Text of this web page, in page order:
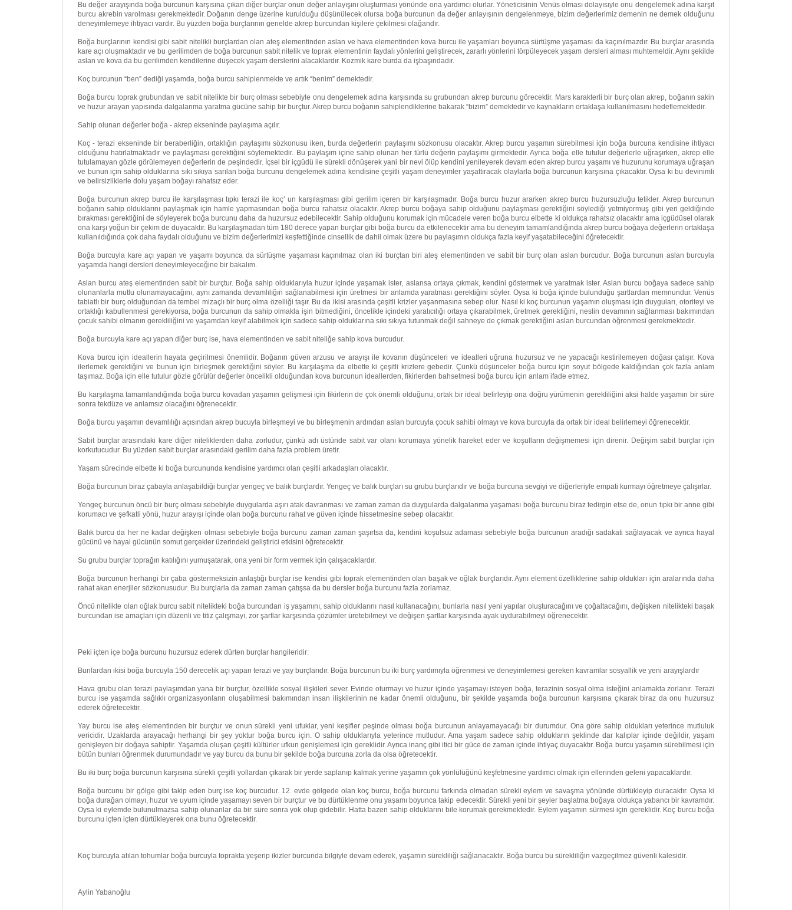
Bu değer arayışında boğa burcunun karşısına çıkan diğer burçlar onun değer anlayışını oluşturması yönünde ona yardımcı olurlar. Yöneticisinin Venüs olması dolayısıyle onu dengelemek adına karşıt
burcu akrebin varolması gerekmektedir. Doğanın denge üzerine kurulduğu düşünülecek olursa boğa burcunun da değer anlayışının dengelenmeye, bizim değerlerimiz demenin ne demek olduğunu
deneyimlemeye ihtiyacı vardır. Bu yüzden boğa burçlarının genelde akrep burcundan kişilere çekilmesi olağandır.
Boğa burçlarının kendisi gibi sabit nitelikli burçlardan olan ateş elementinden aslan ve hava elementinden kova burcu ile yaşamları boyunca sürtüşme yaşaması da kaçınılmazdır. Bu burçlar arasında
kare açı oluşmaktadır ve bu gerilimden de boğa burcunun sabit nitelik ve toprak elementinin faydalı yönlerini geliştirecek, zararlı yönlerini törpüleyecek yaşam dersleri alması muhtemeldir. Aynı şekilde
aslan ve kova da bu gerilimden kendilerine düşecek yaşam derslerini alacaklardır. Kozmik kare burda da işbaşındadır.
Koç burcunun “ben” dediği yaşamda, boğa burcu sahiplenmekte ve artık “benim” demektedir.
Boğa burcu toprak grubundan ve sabit nitelikte bir burç olması sebebiyle onu dengelemek adına karşısında su grubundan akrep burcunu görecektir. Mars karakterli bir burç olan akrep, boğanın sakin
ve huzur arayan yapısında dalgalanma yaratma gücüne sahip bir burçtur. Akrep burcu boğanın sahiplendiklerine bakarak “bizim” demektedir ve kaynakların ortaklaşa kullanılmasını hedeflemektedir.
Sahip olunan değerler boğa - akrep ekseninde paylaşıma açılır.
Koç - terazi ekseninde bir beraberliğin, ortaklığın paylaşımı sözkonusu iken, burda değerlerin paylaşımı sözkonusu olacaktır. Akrep burcu yaşamın sürebilmesi için boğa burcuna kendisine ihtiyacı
olduğunu hatırlatmaktadır ve paylaşması gerektiğini söylemektedir. Bu paylaşım içine sahip olunan her türlü değerin paylaşımı girmektedir. Ayrıca boğa elle tutulur değerlerle uğraşırken, akrep elle
tutulamayan gözle görülemeyen değerlerin de peşindedir. İçsel bir içgüdü ile sürekli dönüşerek yani bir nevi ölüp kendini yenileyerek devam eden akrep burcu yaşamı ve huzurunu korumaya uğraşan
ve bunun için sahip olduklarına sıkı sıkıya sarılan boğa burcunu dengelemek adına kendisine çeşitli yaşam deneyimler yaşattıracak olaylarla boğa burcunun karşısına çıkacaktır. Oysa ki bu devinimli
ve belirsizliklerle dolu yaşam boğayı rahatsız eder.
Boğa burcunun akrep burcu ile karşılaşması tıpkı terazi ile koç’ un karşılaşması gibi gerilim içeren bir karşılaşmadır. Boğa burcu huzur ararken akrep burcu huzursuzluğu tetikler. Akrep burcunun
boğanın sahip olduklarını paylaşmak için hamle yapmasından boğa burcu rahatsız olacaktır. Akrep burcu boğaya sahip olduğunu paylaşması gerektiğini söylediği yetmiyormuş gibi yeri geldiğinde
bırakması gerektiğini de söyleyerek boğa burcunu daha da huzursuz edebilecektir. Sahip olduğunu korumak için mücadele veren boğa burcu elbette ki oldukça rahatsız olacaktır ama içgüdüsel olarak
ona karşı yoğun bir çekim de duyacaktır. Bu karşılaşmadan tüm 180 derece yapan burçlar gibi boğa burcu da etkilenecektir ama bu deneyim tamamlandığında akrep burcu boğaya değerlerin ortaklaşa
kullanıldığında çok daha faydalı olduğunu ve bizim değerlerimizi keşfettiğinde cinsellik de dahil olmak üzere bu paylaşımın oldukça fazla keyif yaşatabileceğini öğretecektir.
Boğa burcuyla kare açı yapan ve yaşamı boyunca da sürtüşme yaşaması kaçınılmaz olan iki burçtan biri ateş elementinden ve sabit bir burç olan aslan burcudur. Boğa burcunun aslan burcuyla
yaşamda hangi dersleri deneyimleyeceğine bir bakalım.
Aslan burcu ateş elementinden sabit bir burçtur. Boğa sahip olduklarıyla huzur içinde yaşamak ister, aslansa ortaya çıkmak, kendini göstermek ve yaratmak ister. Aslan burcu boğaya sadece sahip
olunanlarla mutlu olunamayacağını, aynı zamanda devamlılığın sağlanabilmesi için üretmesi bir anlamda yaratması gerektiğini söyler. Oysa ki boğa içinde bulunduğu şartlardan memnundur. Venüs
tabiatlı bir burç olduğundan da tembel mizaçlı bir burç olma özelliği taşır. Bu da ikisi arasında çeşitli krizler yaşanmasına sebep olur. Nasıl ki koç burcunun yaşamın oluşması için duyguları, otoriteyi ve
ortaklığı kabullenmesi gerekiyorsa, boğa burcunun da sahip olmakla işin bitmediğini, öncelikle içindeki yaratıcılığı ortaya çıkarabilmek, üretmek gerektiğini, neslin devamının sağlanması bakımından
çocuk sahibi olmanın gerekliliğini ve yaşamdan keyif alabilmek için sadece sahip olduklarına sıkı sıkıya tutunmak değil sahneye de çıkmak gerektiğini aslan burcundan öğrenmesi gerekmektedir.
Boğa burcuyla kare açı yapan diğer burç ise, hava elementinden ve sabit niteliğe sahip kova burcudur.
Kova burcu için ideallerin hayata geçirilmesi önemlidir. Boğanın güven arzusu ve arayışı ile kovanın düşünceleri ve idealleri uğruna huzursuz ve ne yapacağı kestirilemeyen doğası çatışır. Kova
ilerlemek gerektiğini ve bunun için birleşmek gerektiğini söyler. Bu karşılaşma da elbette ki çeşitli krizlere gebedir. Çünkü düşünceler boğa burcu için soyut bölgede kaldığından çok fazla anlam
taşımaz. Boğa için elle tutulur gözle görülür değerler öncelikli olduğundan kova burcunun ideallerden, fikirlerden bahsetmesi boğa burcu için anlam ifade etmez.
Bu karşılaşma tamamlandığında boğa burcu kovadan yaşamın gelişmesi için fikirlerin de çok önemli olduğunu, ortak bir ideal belirleyip ona doğru yürümenin gerekliliğini aksi halde yaşamın bir süre
sonra tekdüze ve anlamsız olacağını öğrenecektir.
Boğa burcu yaşamın devamlılığı açısından akrep bucuyla birleşmeyi ve bu birleşmenin ardından aslan burcuyla çocuk sahibi olmayı ve kova burcuyla da ortak bir ideal belirlemeyi öğrenecektir.
Sabit burçlar arasındaki kare diğer niteliklerden daha zorludur, çünkü adı üstünde sabit var olanı korumaya yönelik hareket eder ve koşulların değişmemesi için direnir. Değişim sabit burçlar için
korkutucudur. Bu yüzden sabit burçlar arasındaki gerilim daha fazla problem üretir.
Yaşam sürecinde elbette ki boğa burcununda kendisine yardımcı olan çeşitli arkadaşları olacaktır.
Boğa burcunun biraz çabayla anlaşabildiği burçlar yengeç ve balık burçlardır. Yengeç ve balık burçları su grubu burçlarıdır ve boğa burcuna sevgiyi ve diğerleriyle empati kurmayı öğretmeye çalışırlar.
Yengeç burcunun öncü bir burç olması sebebiyle duygularda aşırı atak davranması ve zaman zaman da duygularda dalgalanma yaşaması boğa burcunu biraz tedirgin etse de, onun tıpkı bir anne gibi
korumacı ve şefkatli yönü, huzur arayışı içinde olan boğa burcunu rahat ve güven içinde hissetmesine sebep olacaktır.
Balık burcu da her ne kadar değişken olması sebebiyle boğa burcunu zaman zaman şaşırtsa da, kendini koşulsuz adaması sebebiyle boğa burcunun aradığı sadakati sağlayacak ve ayrıca hayal
gücünü ve hayal gücünün somut gerçekler üzerindeki geliştirici etkisini öğretecektir.
Su grubu burçlar toprağın katılığını yumuşatarak, ona yeni bir form vermek için çalışacaklardır.
Boğa burcunun herhangi bir çaba göstermeksizin anlaştığı burçlar ise kendisi gibi toprak elementinden olan başak ve oğlak burçlarıdır. Aynı element özelliklerine sahip oldukları için aralarında daha
rahat akan enerjiler sözkonusudur. Bu burçlarla da zaman zaman çatışsa da bu dersler boğa burcunu fazla zorlamaz.
Öncü nitelikte olan oğlak burcu sabit nitelikteki boğa burcundan iş yaşamını, sahip olduklarını nasıl kullanacağını, bunlarla nasıl yeni yapılar oluşturacağını ve çoğaltacağını, değişken nitelikteki başak
burcundan ise amaçları için düzenli ve titiz çalışmayı, zor şartlar karşısında çözümler üretebilmeyi ve değişen şartlar karşısında ayak uydurabilmeyi öğrenecektir.
Peki içten içe boğa burcunu huzursuz ederek dürten burçlar hangileridir:
Bunlardan ikisi boğa burcuyla 150 derecelik açı yapan terazi ve yay burçlarıdır. Boğa burcunun bu iki burç yardımıyla öğrenmesi ve deneyimlemesi gereken kavramlar sosyallik ve yeni arayışlardır
Hava grubu olan terazi paylaşımdan yana bir burçtur, özellikle sosyal ilişkileri sever. Evinde oturmayı ve huzur içinde yaşamayı isteyen boğa, terazinin sosyal olma isteğini anlamakta zorlanır. Terazi
burcu ise yaşamda sağlıklı organizasyonların oluşabilmesi bakımından insan ilişkilerinin ne kadar önemli olduğunu, bir şekilde yaşamda boğa burcunun karşısına çıkarak biraz da onu huzursuz
ederek öğretecektir.
Yay burcu ise ateş elementinden bir burçtur ve onun sürekli yeni ufuklar, yeni keşifler peşinde olması boğa burcunun anlayamayacağı bir durumdur. Ona göre sahip oldukları yeterince mutluluk
vericidir. Uzaklarda arayacağı herhangi bir şey yoktur boğa burcu için. O sahip olduklarıyla yeterince mutludur. Ama yaşam sadece sahip oldukların şeklinde dar kalıplar içinde değildir, yaşam
genişleyen bir doğaya sahiptir. Yaşamda oluşan çeşitli kültürler ufkun genişlemesi için gereklidir. Ayrıca inanç gibi itici bir güce de zaman içinde ihtiyaç duyacaktır. Boğa burcu yaşamın sürebilmesi için
bütün bunları öğrenmek durumundadır ve yay burcu da bunu bir şekilde boğa burcuna zorla da olsa öğretecektir.
Bu iki burç boğa burcunun karşısına sürekli çeşitli yollardan çıkarak bir yerde saplanıp kalmak yerine yaşamın çok yönlülüğünü keşfetmesine yardımcı olmak için ellerinden geleni yapacaklardır.
Boğa burcunu bir gölge gibi takip eden burç ise koç burcudur. 12. evde gölgede olan koç burcu, boğa burcunu farkında olmadan sürekli eylem ve savaşma yönünde dürtükleyip duracaktır. Oysa ki
boğa durağan olmayı, huzur ve uyum içinde yaşamayı seven bir burçtur ve bu dürtüklenme onu yaşamı boyunca takip edecektir. Sürekli yeni bir şeyler başlatma boğaya oldukça yabancı bir kavramdır.
Oysa ki eylemde bulunulmazsa sahip olunanlar da bir süre sonra yok olup gidebilir. Hatta bazen sahip olduklarını bile korumak gerekmektedir. Eylem yaşamın sürmesi için gereklidir. Koç burcu boğa
burcunu içten içten dürtükleyerek ona bunu öğretecektir.
Koç burcuyla atılan tohumlar boğa burcuyla toprakta yeşerip ikizler burcunda bilgiyle devam ederek, yaşamın sürekliliği sağlanacaktır. Boğa burcu bu sürekliliğin vazgeçilmez güvenli kalesidir.
Aylin Yabanoğlu